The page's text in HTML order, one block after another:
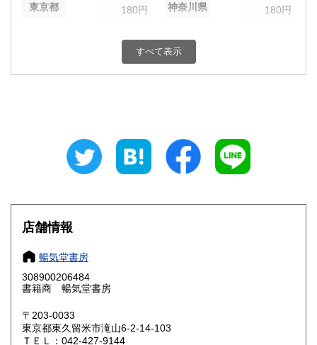
東京都 180円 神奈川県 180円
180円 富山県
180円 三重県
大阪府
奈良県
鳥取県
岡山県
山口県
すべて表示
店舗情報
暢気堂書房
308900206484
書籍商 暢気堂書房
〒203-0033
東京都東久留米市滝山6-2-14-103
ＴＥＬ：042-427-9144